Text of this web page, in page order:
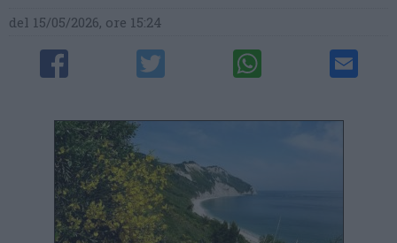
del 15/05/2026, ore 15:24